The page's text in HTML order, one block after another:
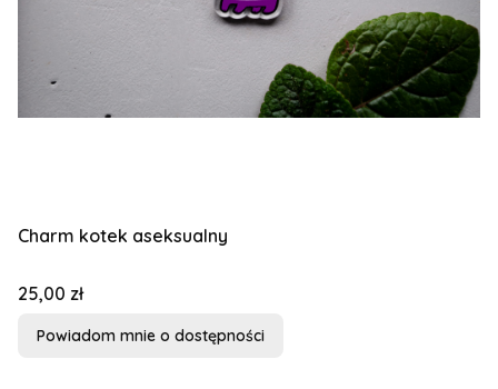
Charm kotek aseksualny
Cena
25,00 zł
Powiadom mnie o dostępności